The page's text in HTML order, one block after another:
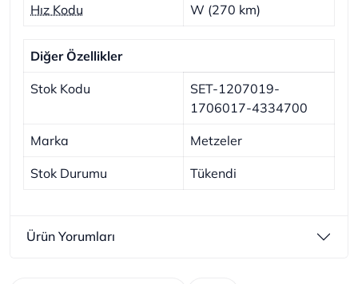
Hız Kodu W (270 km)
Diğer Özellikler
Stok Kodu
SET-1207019-
1706017-4334700
Marka Metzeler
Stok Durumu Tükendi
Ürün Yorumları